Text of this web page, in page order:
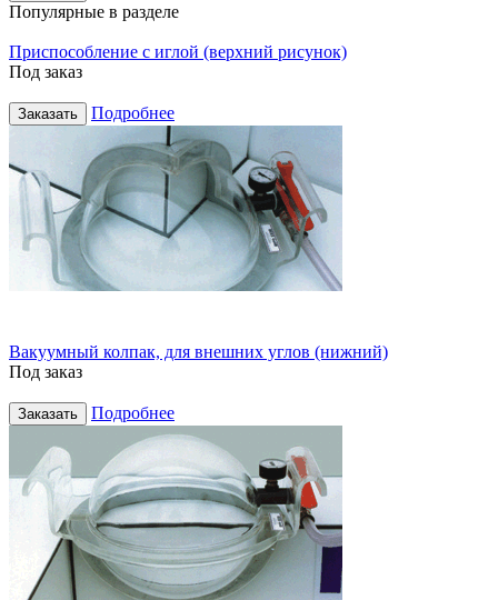
Популярные в разделе
Приспособление с иглой (верхний рисунок)
Под заказ
Заказать Подробнее
Вакуумный колпак, для внешних углов (нижний)
Под заказ
Заказать Подробнее